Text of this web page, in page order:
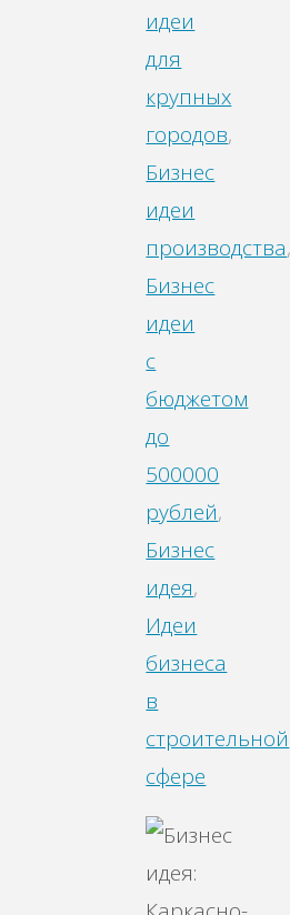
идеи
для
крупных
городов,
Бизнес
идеи
производства,
Бизнес
идеи
с
бюджетом
до
500000
рублей,
Бизнес
идея,
Идеи
бизнеса
в
строительной
сфере